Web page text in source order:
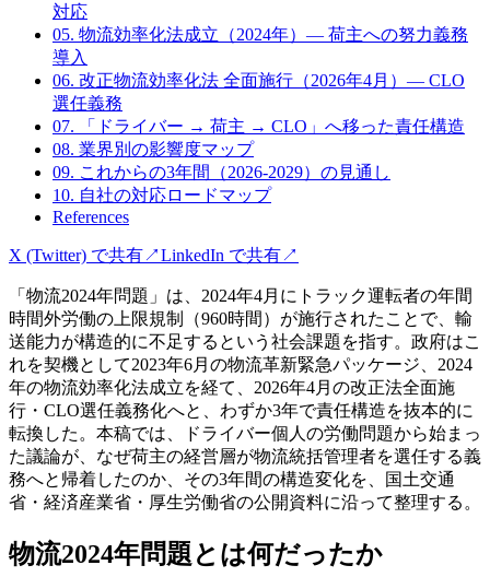
対応
05. 物流効率化法成立（2024年）— 荷主への努力義務
導入
06. 改正物流効率化法 全面施行（2026年4月）— CLO
選任義務
07. 「ドライバー → 荷主 → CLO」へ移った責任構造
08. 業界別の影響度マップ
09. これからの3年間（2026-2029）の見通し
10. 自社の対応ロードマップ
References
X (Twitter) で共有↗LinkedIn で共有↗
「物流2024年問題」は、2024年4月にトラック運転者の年間
時間外労働の上限規制（960時間）が施行されたことで、輸
送能力が構造的に不足するという社会課題を指す。政府はこ
れを契機として2023年6月の物流革新緊急パッケージ、2024
年の物流効率化法成立を経て、2026年4月の改正法全面施
行・CLO選任義務化へと、わずか3年で責任構造を抜本的に
転換した。本稿では、ドライバー個人の労働問題から始まっ
た議論が、なぜ荷主の経営層が物流統括管理者を選任する義
務へと帰着したのか、その3年間の構造変化を、国土交通
省・経済産業省・厚生労働省の公開資料に沿って整理する。
物流2024年問題とは何だったか